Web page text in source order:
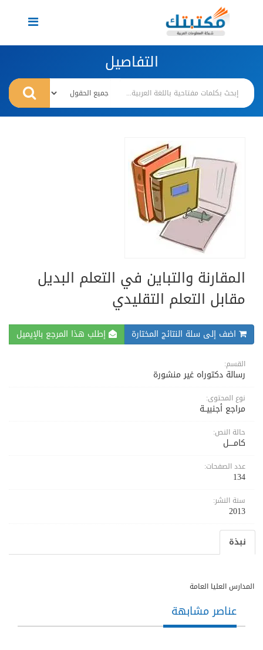
Toggle
navigation
التفاصيل
المقارنة والتباين في التعلم البديل
مقابل التعلم التقليدي
اضف إلى سلة النتائج المختارة إطلب هذا المرجع بالإيميل
القسم:
رسالة دكتوراه غير منشورة
نوع المحتوى:
مراجع أجنبيــة
حالة النص:
كامــــل
عدد الصفحات:
134
سنة النشر:
2013
نبذة
المدارس العليا العامة
عناصر مشابهة